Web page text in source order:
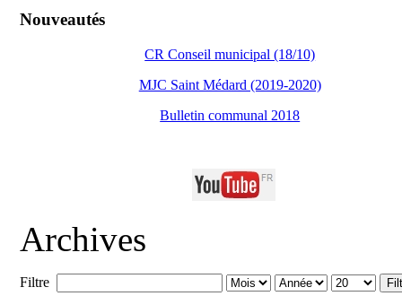
Nouveautés
CR Conseil municipal (18/10)
MJC Saint Médard (2019-2020)
Bulletin communal 2018
Archives
Filtre